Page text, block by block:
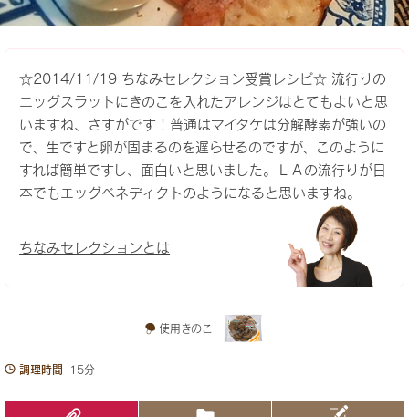
☆2014/11/19 ちなみセレクション受賞レシピ☆ 流行りの
エッグスラットにきのこを入れたアレンジはとてもよいと思
いますね、さすがです！普通はマイタケは分解酵素が強いの
で、生ですと卵が固まるのを遅らせるのですが、このように
すれば簡単ですし、面白いと思いました。ＬＡの流行りが日
本でもエッグベネディクトのようになると思いますね。
ちなみセレクションとは
使用きのこ
調理時間 15分